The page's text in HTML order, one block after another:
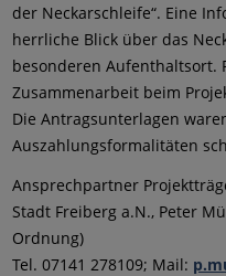
der Neckarschleife“. Eine
herrliche Blick über das
besonderen Aufenthaltsort.
Zusammenarbeit beim
Die Antragsunterlagen
Auszahlungsformalitäten
Ansprechpartner
Stadt Freiberg a.N., Peter
Ordnung)
Tel. 07141 278109; Mail: